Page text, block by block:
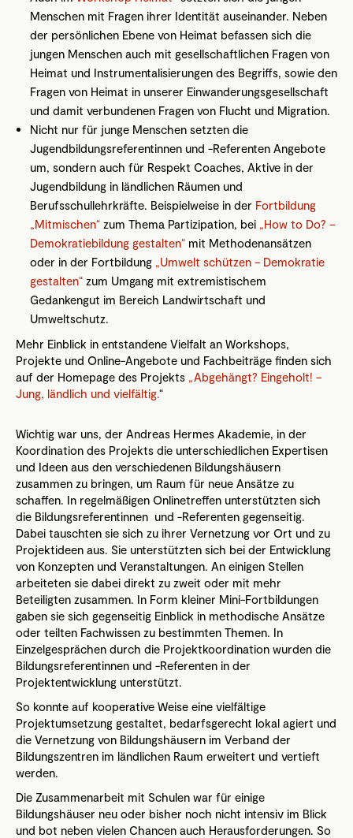
Menschen mit Fragen ihrer Identität auseinander. Neben
der persönlichen Ebene von Heimat befassen sich die
jungen Menschen auch mit gesellschaftlichen Fragen von
Heimat und Instrumentalisierungen des Begriffs, sowie den
Fragen von Heimat in unserer Einwanderungsgesellschaft
und damit verbundenen Fragen von Flucht und Migration.
Nicht nur für junge Menschen setzten die
Jugendbildungsreferentinnen und -Referenten Angebote
um, sondern auch für Respekt Coaches, Aktive in der
Jugendbildung in ländlichen Räumen und
Berufsschullehrkräfte. Beispielweise in der Fortbildung
„Mitmischen“ zum Thema Partizipation, bei „How to Do? –
Demokratiebildung gestalten“ mit Methodenansätzen
oder in der Fortbildung „Umwelt schützen – Demokratie
gestalten“ zum Umgang mit extremistischem
Gedankengut im Bereich Landwirtschaft und
Umweltschutz.
Mehr Einblick in entstandene Vielfalt an Workshops,
Projekte und Online-Angebote und Fachbeiträge finden sich
auf der Homepage des Projekts „Abgehängt? Eingeholt! –
Jung, ländlich und vielfältig.“
Wichtig war uns, der Andreas Hermes Akademie, in der
Koordination des Projekts die unterschiedlichen Expertisen
und Ideen aus den verschiedenen Bildungshäusern
zusammen zu bringen, um Raum für neue Ansätze zu
schaffen. In regelmäßigen Onlinetreffen unterstützten sich
die Bildungsreferentinnen und -Referenten gegenseitig.
Dabei tauschten sie sich zu ihrer Vernetzung vor Ort und zu
Projektideen aus. Sie unterstützten sich bei der Entwicklung
von Konzepten und Veranstaltungen. An einigen Stellen
arbeiteten sie dabei direkt zu zweit oder mit mehr
Beteiligten zusammen. In Form kleiner Mini-Fortbildungen
gaben sie sich gegenseitig Einblick in methodische Ansätze
oder teilten Fachwissen zu bestimmten Themen. In
Einzelgesprächen durch die Projektkoordination wurden die
Bildungsreferentinnen und -Referenten in der
Projektentwicklung unterstützt.
So konnte auf kooperative Weise eine vielfältige
Projektumsetzung gestaltet, bedarfsgerecht lokal agiert und
die Vernetzung von Bildungshäusern im Verband der
Bildungszentren im ländlichen Raum erweitert und vertieft
werden.
Die Zusammenarbeit mit Schulen war für einige
Bildungshäuser neu oder bisher noch nicht intensiv im Blick
und bot neben vielen Chancen auch Herausforderungen. So